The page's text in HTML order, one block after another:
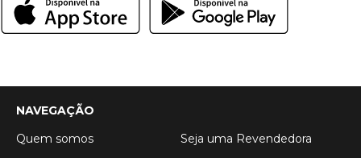
NAVEGAÇÃO
Quem somos
Seja uma Revendedora